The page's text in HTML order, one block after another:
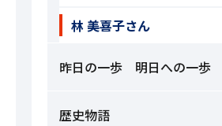
林 美喜子さん
昨日の一歩 明日への一歩
歴史物語